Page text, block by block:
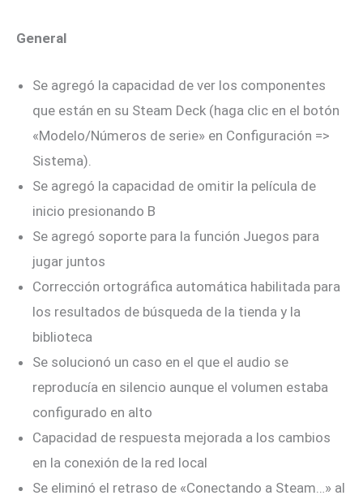
General
Se agregó la capacidad de ver los componentes
que están en su Steam Deck (haga clic en el botón
«Modelo/Números de serie» en Configuración =>
Sistema).
Se agregó la capacidad de omitir la película de
inicio presionando B
Se agregó soporte para la función Juegos para
jugar juntos
Corrección ortográfica automática habilitada para
los resultados de búsqueda de la tienda y la
biblioteca
Se solucionó un caso en el que el audio se
reproducía en silencio aunque el volumen estaba
configurado en alto
Capacidad de respuesta mejorada a los cambios
en la conexión de la red local
Se eliminó el retraso de «Conectando a Steam…» al